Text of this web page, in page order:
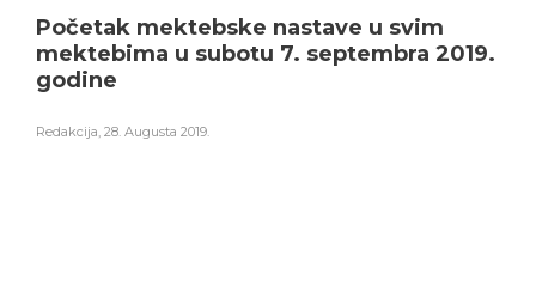
Početak mektebske nastave u svim
mektebima u subotu 7. septembra 2019.
godine
Redakcija, 28. Augusta 2019.